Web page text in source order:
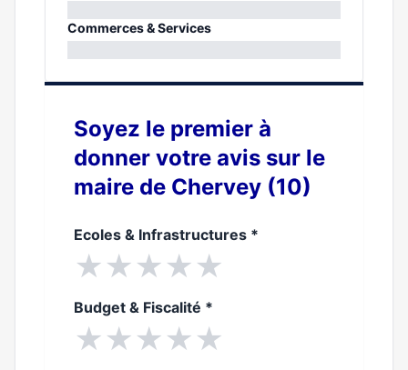
0%
Commerces & Services
Soyez le premier à
donner votre avis sur le
maire de Chervey (10)
Ecoles & Infrastructures *
★★★★★
Budget & Fiscalité *
★★★★★